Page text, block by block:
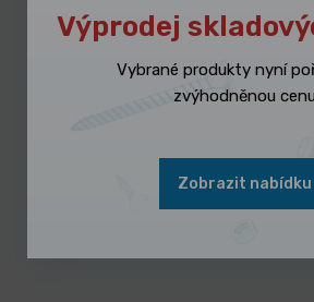
3 dny
Mřížka 260x310mm pro
13,420 Kč/ ks
16,238 Kč s DPH
Výprodej
Vybrané produkty nyní
zvýhodněnou cenu
Zobrazit nabídku